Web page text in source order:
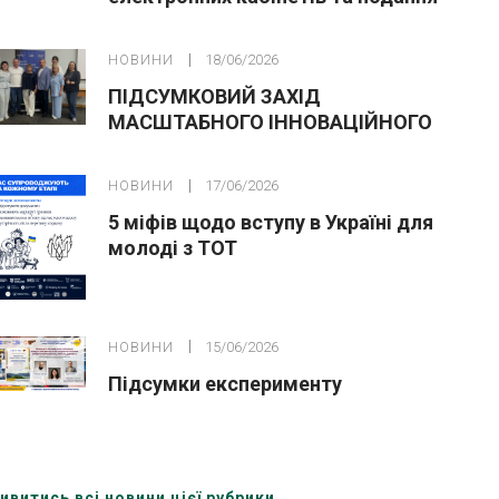
НОВИНИ 18/06/2026
ПІДСУМКОВИЙ ЗАХІД
МАСШТАБНОГО ІННОВАЦІЙНОГО
НОВИНИ 17/06/2026
5 міфів щодо вступу в Україні для
молоді з ТОТ
НОВИНИ 15/06/2026
Підсумки експерименту